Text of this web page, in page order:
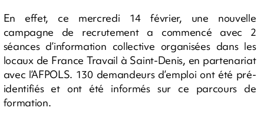
En effet, ce mercredi 14 février, une nouvelle
campagne de recrutement a commencé avec 2
séances d’information collective organisées dans les
locaux de France Travail à Saint-Denis, en partenariat
avec l’AFPOLS. 130 demandeurs d’emploi ont été pré-
identifiés et ont été informés sur ce parcours de
formation.